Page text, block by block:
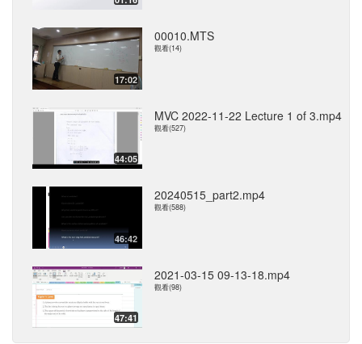
17:02
00010.MTS
觀看(14)
44:05
MVC 2022-11-22 Lecture 1 of 3.mp4
觀看(527)
46:42
20240515_part2.mp4
觀看(588)
47:41
2021-03-15 09-13-18.mp4
觀看(98)